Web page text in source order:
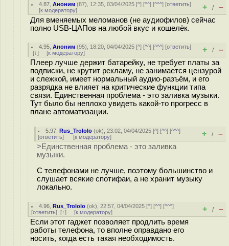
4.87 ,Аноним (87), 12:35, 03/04/2025 [^] [^^] [^^^] [ответить]
[к модератору] + / –
Для вменяемых меломанов (не аудиофилов) сейчас
полно USB-ЦАПов на любой вкус и кошелёк.
4.95 ,Аноним (95), 18:20, 04/04/2025 [^] [^^] [^^^] [ответить]
[↓] [к модератору] + / –
Плеер лучше держит батарейку, не требует платы за
подписки, не крутит рекламу, не занимается цензурой
и слежкой, имеет нормальный аудио-разъём, и его
разрядка не влияет на критические функции типа
связи. Единственная проблема - это заливка музыки.
Тут было бы неплохо увидеть какой-то прогресс в
плане автоматизации.
5.97 ,Rus_Trololo (ok), 23:02, 04/04/2025 [^] [^^] [^^^]
[ответить] [к модератору] + / –
>Единственная проблема - это заливка
музыки.
С телефонами не лучше, поэтому большинство и
слушает всякие спотифаи, а не хранит музыку
локально.
4.96 ,Rus_Trololo (ok), 22:57, 04/04/2025 [^] [^^] [^^^]
[ответить] [↑] [к модератору] + / –
Если этот гаджет позволяет продлить время
работы телефона, то вполне оправдано его
носить, когда есть такая необходимость.